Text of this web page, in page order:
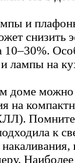
и
снизить
10–30%.
лампы на
доме можно
на
к